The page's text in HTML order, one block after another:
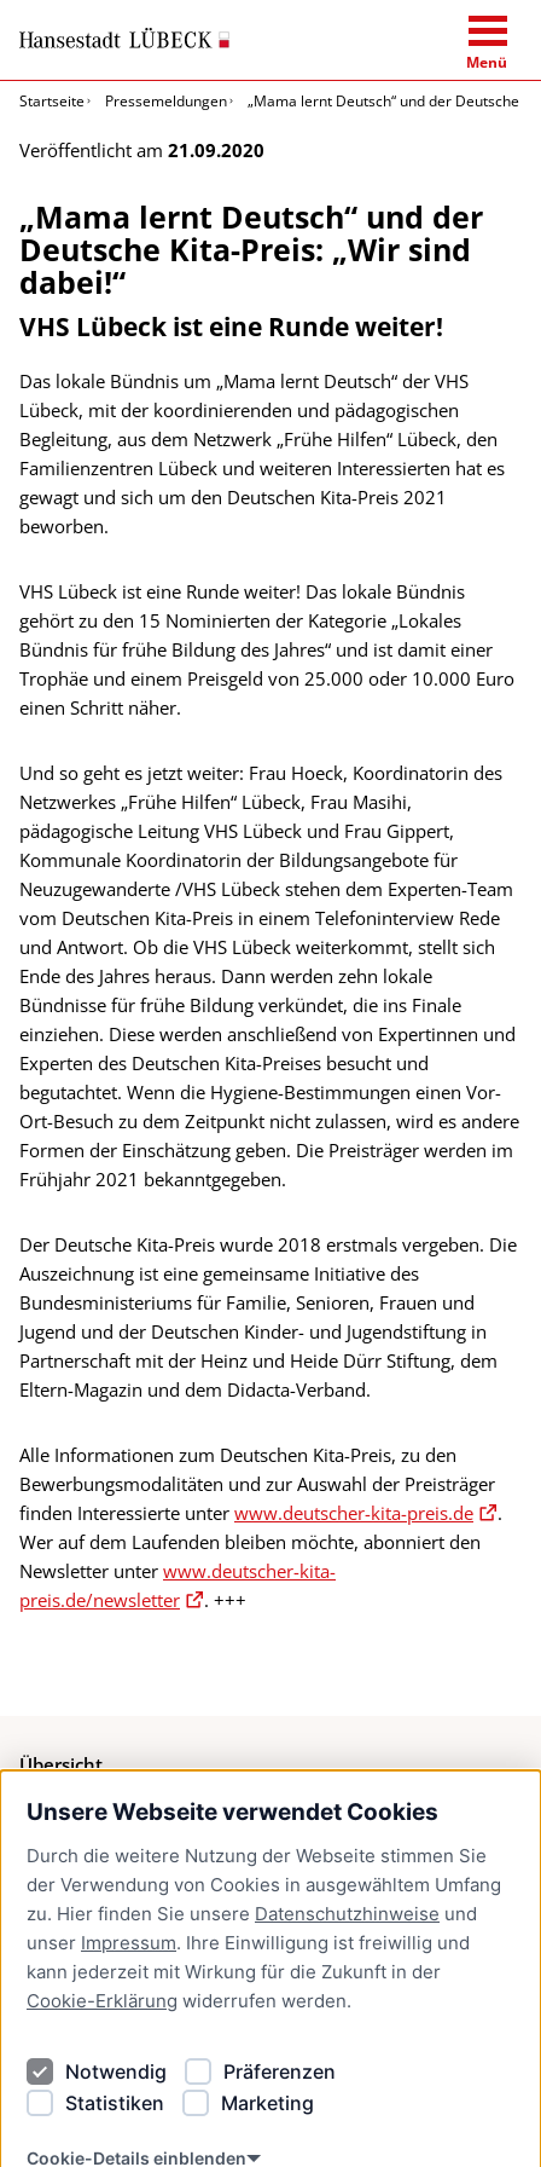
Unsere Webseite verwendet Cookies
Durch die weitere Nutzung der Webseite stimmen Sie
der Verwendung von Cookies in ausgewähltem Umfang
zu. Hier finden Sie unsere Datenschutzhinweise und
unser Impressum. Ihre Einwilligung ist freiwillig und
kann jederzeit mit Wirkung für die Zukunft in der
Cookie-Erklärung widerrufen werden.
Notwendig
Präferenzen
Statistiken
Marketing
Cookie-Details einblenden
Menü
Startseite
Pressemeldungen „Mama lernt Deutsch“ und der Deutsche
Veröffentlicht am 21.09.2020
„Mama lernt Deutsch“ und der
Deutsche Kita-Preis: „Wir sind
dabei!“
VHS Lübeck ist eine Runde weiter!
Das lokale Bündnis um „Mama lernt Deutsch“ der VHS
Lübeck, mit der koordinierenden und pädagogischen
Begleitung, aus dem Netzwerk „Frühe Hilfen“ Lübeck, den
Familienzentren Lübeck und weiteren Interessierten hat es
gewagt und sich um den Deutschen Kita-Preis 2021
beworben.
VHS Lübeck ist eine Runde weiter! Das lokale Bündnis
gehört zu den 15 Nominierten der Kategorie „Lokales
Bündnis für frühe Bildung des Jahres“ und ist damit einer
Trophäe und einem Preisgeld von 25.000 oder 10.000 Euro
einen Schritt näher.
Und so geht es jetzt weiter: Frau Hoeck, Koordinatorin des
Netzwerkes „Frühe Hilfen“ Lübeck, Frau Masihi,
pädagogische Leitung VHS Lübeck und Frau Gippert,
Kommunale Koordinatorin der Bildungsangebote für
Neuzugewanderte /VHS Lübeck stehen dem Experten-Team
vom Deutschen Kita-Preis in einem Telefoninterview Rede
und Antwort. Ob die VHS Lübeck weiterkommt, stellt sich
Ende des Jahres heraus. Dann werden zehn lokale
Bündnisse für frühe Bildung verkündet, die ins Finale
einziehen. Diese werden anschließend von Expertinnen und
Experten des Deutschen Kita-Preises besucht und
begutachtet. Wenn die Hygiene-Bestimmungen einen Vor-
Ort-Besuch zu dem Zeitpunkt nicht zulassen, wird es andere
Formen der Einschätzung geben. Die Preisträger werden im
Frühjahr 2021 bekanntgegeben.
Der Deutsche Kita-Preis wurde 2018 erstmals vergeben. Die
Auszeichnung ist eine gemeinsame Initiative des
Bundesministeriums für Familie, Senioren, Frauen und
Jugend und der Deutschen Kinder- und Jugendstiftung in
Partnerschaft mit der Heinz und Heide Dürr Stiftung, dem
Eltern-Magazin und dem Didacta-Verband.
Alle Informationen zum Deutschen Kita-Preis, zu den
Bewerbungsmodalitäten und zur Auswahl der Preisträger
finden Interessierte unter www.deutscher-kita-preis.de
.
Wer auf dem Laufenden bleiben möchte, abonniert den
Newsletter unter www.deutscher-kita-
preis.de/newsletter
. +++
Übersicht
Bürgerservice
Presse
Newsletter Lübeck:kompakt
Kontakt
Kontakt
Datenschutzhinweise
Barrierefreiheit
Cookie Erklärung